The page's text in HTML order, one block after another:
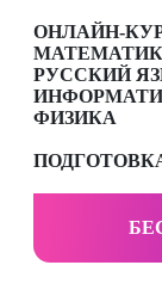
ОНЛАЙН-
РУССКИЙ
ФИЗИКА